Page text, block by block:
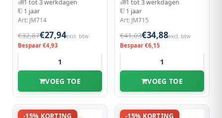
1 tot 3 werkdagen
1 jaar
Art: JM714
€32,87€27,94excl. btw
Bespaar €4,93
VOEG TOE
1 tot 3 werkdagen
1 jaar
Art: JM715
€41,03€34,88excl. btw
Bespaar €6,15
VOEG TOE